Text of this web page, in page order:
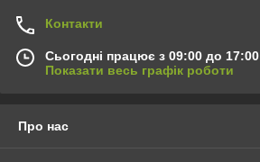
Контакти
Сьогодні працює з 09:00 до 17:00
Показати весь графік роботи
Про нас